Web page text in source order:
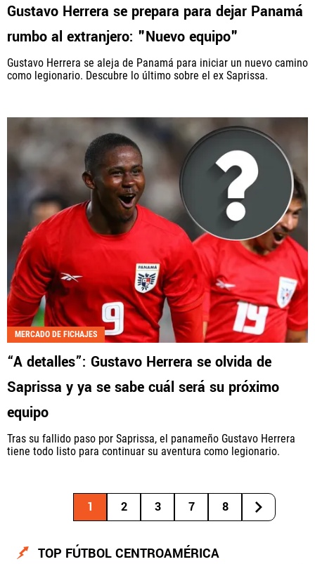
Gustavo Herrera se prepara para dejar Panamá
rumbo al extranjero: "Nuevo equipo"
Gustavo Herrera se aleja de Panamá para iniciar un nuevo camino
como legionario. Descubre lo último sobre el ex Saprissa.
MERCADO DE FICHAJES
“A detalles”: Gustavo Herrera se olvida de
Saprissa y ya se sabe cuál será su próximo
equipo
Tras su fallido paso por Saprissa, el panameño Gustavo Herrera
tiene todo listo para continuar su aventura como legionario.
1 2 3 7 8
TOP FÚTBOL CENTROAMÉRICA